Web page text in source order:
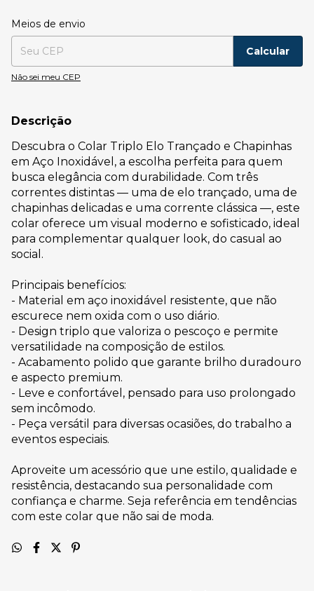
Entregas para o CEP:
Meios de envio
Calcular
Não sei meu CEP
Descrição
Descubra o Colar Triplo Elo Trançado e Chapinhas
em Aço Inoxidável, a escolha perfeita para quem
busca elegância com durabilidade. Com três
correntes distintas — uma de elo trançado, uma de
chapinhas delicadas e uma corrente clássica —, este
colar oferece um visual moderno e sofisticado, ideal
para complementar qualquer look, do casual ao
social.
Principais benefícios:
- Material em aço inoxidável resistente, que não
escurece nem oxida com o uso diário.
- Design triplo que valoriza o pescoço e permite
versatilidade na composição de estilos.
- Acabamento polido que garante brilho duradouro
e aspecto premium.
- Leve e confortável, pensado para uso prolongado
sem incômodo.
- Peça versátil para diversas ocasiões, do trabalho a
eventos especiais.
Aproveite um acessório que une estilo, qualidade e
resistência, destacando sua personalidade com
confiança e charme. Seja referência em tendências
com este colar que não sai de moda.